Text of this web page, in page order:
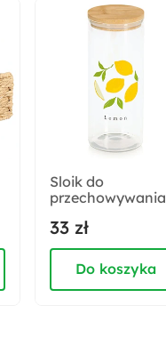
Sloik do
przechowywania
33 zł
Do koszyka